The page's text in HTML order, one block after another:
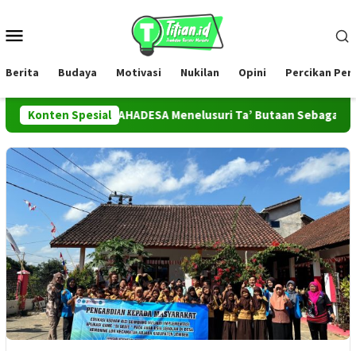
konten
Berita Budaya Motivasi Nukilan Opini Percikan
Konten Spesial
Tim PROMAHADESA Menelusuri Ta’ Butaan Sebagai Ikon